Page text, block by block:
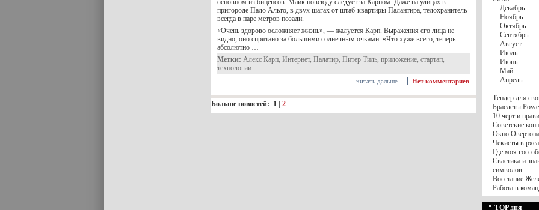
основном из бицепсов. Майк повсюду следует за Карпом. Даже на улицах в
пригороде Пало Альто, в двух шагах от штаб-квартиры Палантира, телохранитель
всегда в паре метров позади.
«Очень здорово осложняет жизнь», — жалуется Карп. Выражения его лица не
видно, оно спрятано за большими солнечным очками. «Что хуже всего, теперь
абсолютно …
Метки: Алекс Карп, Интернет, Палатир, Питер Тиль, приложение, стартап,
технологии
Нет комментариев
читать дальше
Больше новостей: 1 2
Декабрь
Ноябрь
Октябрь
Сентябрь
Август
Июль
Июнь
Май
Апрель
Тендер для
Браслеты
10 черт и
Советские
Окно
Чекисты в
Где моя
Свастика и
символов
Восстание
Работа в
TOP дня